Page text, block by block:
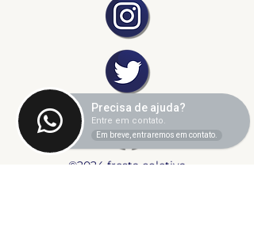
©2024 fresta coletiva
Precisa de ajuda?
Entre em contato.
Em breve, entraremos em contato.